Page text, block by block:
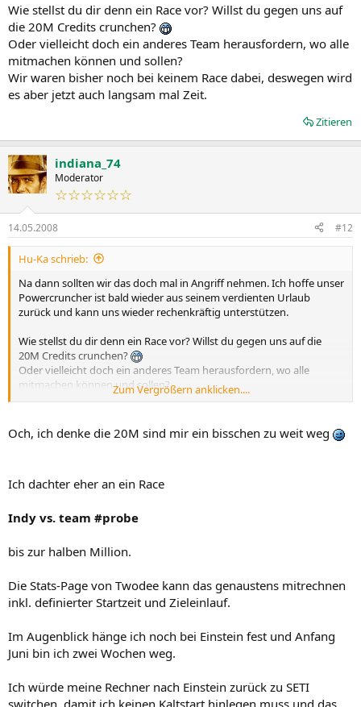
Wie stellst du dir denn ein Race vor? Willst du gegen uns auf
die 20M Credits crunchen?
Oder vielleicht doch ein anderes Team herausfordern, wo alle
mitmachen können und sollen?
Wir waren bisher noch bei keinem Race dabei, deswegen wird
es aber jetzt auch langsam mal Zeit.
Zitieren
indiana_74
Moderator
☆☆☆☆☆☆
14.05.2008 #12
Hu-Ka schrieb:
Na dann sollten wir das doch mal in Angriff nehmen. Ich hoffe unser
Powercruncher ist bald wieder aus seinem verdienten Urlaub
zurück und kann uns wieder rechenkräftig unterstützen.
Wie stellst du dir denn ein Race vor? Willst du gegen uns auf die
20M Credits crunchen?
Oder vielleicht doch ein anderes Team herausfordern, wo alle
mitmachen können und sollen?
Wir waren bisher noch bei keinem Race dabei, deswegen wird es
Zum Vergrößern anklicken....
Och, ich denke die 20M sind mir ein bisschen zu weit weg
Ich dachter eher an ein Race
Indy vs. team #probe
bis zur halben Million.
Die Stats-Page von Twodee kann das genaustens mitrechnen
inkl. definierter Startzeit und Zieleinlauf.
Im Augenblick hänge ich noch bei Einstein fest und Anfang
Juni bin ich zwei Wochen weg.
Ich würde meine Rechner nach Einstein zurück zu SETI
switchen, damit ich keinen Kaltstart hinlegen muss und das